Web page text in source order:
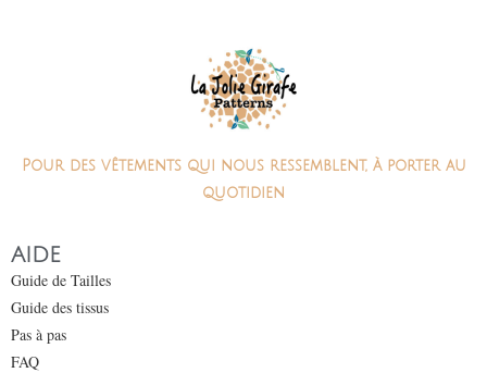
Pour des vêtements qui nous ressemblent, à porter au
quotidien
AIDE
Guide de Tailles
Guide des tissus
Pas à pas
FAQ